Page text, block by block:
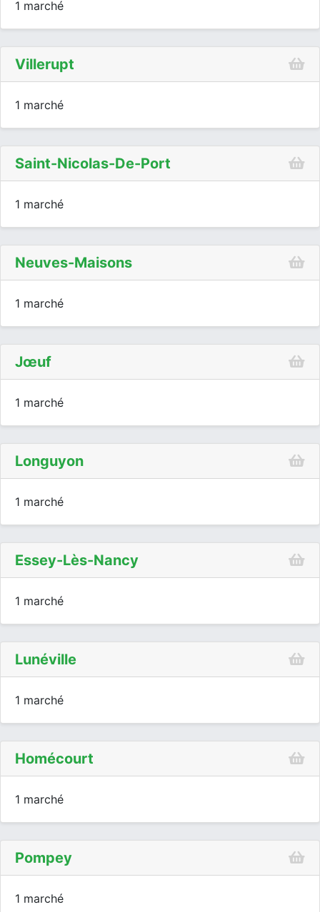
1 marché
Villerupt
1 marché
Saint-Nicolas-De-Port
1 marché
Neuves-Maisons
1 marché
Jœuf
1 marché
Longuyon
1 marché
Essey-Lès-Nancy
1 marché
Lunéville
1 marché
Homécourt
1 marché
Pompey
1 marché